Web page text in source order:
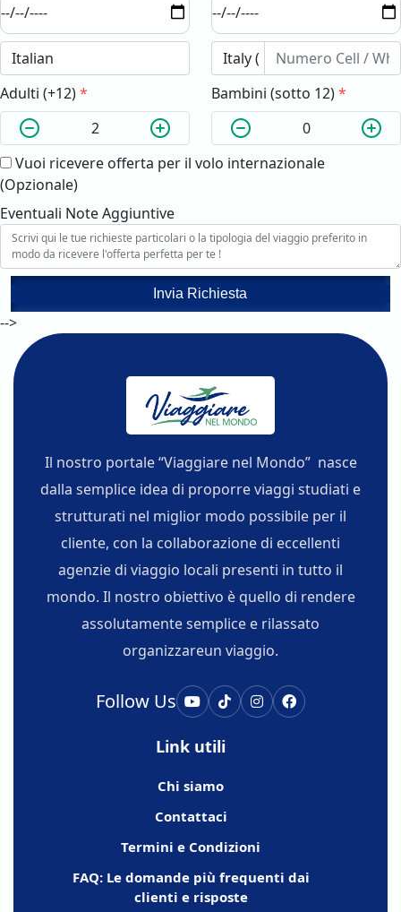
Adulti (+12)* Bambini (sotto 12)*
Vuoi ricevere offerta per il volo internazionale
(Opzionale)
Eventuali Note Aggiuntive
Invia Richiesta
-->
Il nostro portale “Viaggiare nel Mondo” nasce
dalla semplice idea di proporre viaggi studiati e
strutturati nel miglior modo possibile per il
cliente, con la collaborazione di eccellenti
agenzie di viaggio locali presenti in tutto il
mondo. Il nostro obiettivo è quello di rendere
assolutamente semplice e rilassato
organizzareun viaggio.
Follow Us
Link utili
Chi siamo
Contattaci
Termini e Condizioni
FAQ: Le domande più frequenti dai
clienti e risposte